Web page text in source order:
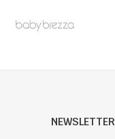
NEWSLETTER